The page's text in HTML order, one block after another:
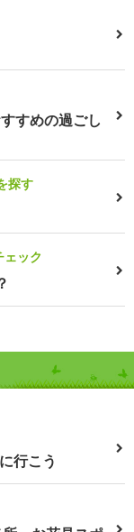
すめの過ごし
探す
ック
行こう